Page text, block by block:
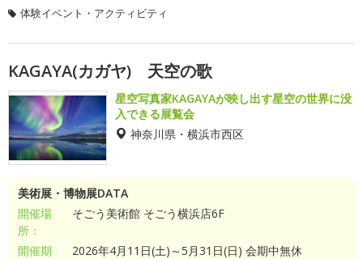
体験イベント・アクティビティ
KAGAYA(カガヤ) 天空の歌
星空写真家KAGAYAが映し出す星空の世界に没
入できる展覧会
神奈川県・横浜市西区
美術展・博物展DATA
開催場
所：
そごう美術館 そごう横浜店6F
開催期
2026年4月11日(土)～5月31日(日) 会期中無休